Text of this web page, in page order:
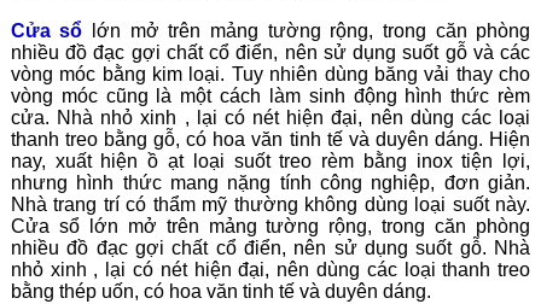
Cửa sổ lớn mở trên mảng tường rộng, trong căn phòng
nhiều đồ đạc gợi chất cổ điển, nên sử dụng suốt gỗ và các
vòng móc bằng kim loại. Tuy nhiên dùng băng vải thay cho
vòng móc cũng là một cách làm sinh động hình thức rèm
cửa. Nhà nhỏ xinh , lại có nét hiện đại, nên dùng các loại
thanh treo bằng gỗ, có hoa văn tinh tế và duyên dáng. Hiện
nay, xuất hiện ồ ạt loại suốt treo rèm bằng inox tiện lợi,
nhưng hình thức mang nặng tính công nghiệp, đơn giản.
Nhà trang trí có thẩm mỹ thường không dùng loại suốt này.
Cửa sổ lớn mở trên mảng tường rộng, trong căn phòng
nhiều đồ đạc gợi chất cổ điển, nên sử dụng suốt gỗ. Nhà
nhỏ xinh , lại có nét hiện đại, nên dùng các loại thanh treo
bằng thép uốn, có hoa văn tinh tế và duyên dáng.